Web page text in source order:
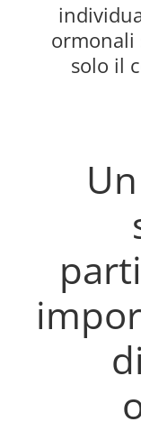
ormonali
solo il